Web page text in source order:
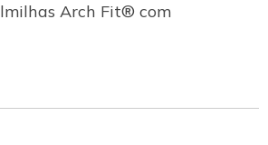
Arch Fit® com